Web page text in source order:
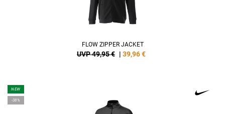
FLOW ZIPPER JACKET
UVP 49,95 € | 39,96€
NEW
-38%